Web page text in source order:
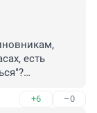
есть
+6 –0